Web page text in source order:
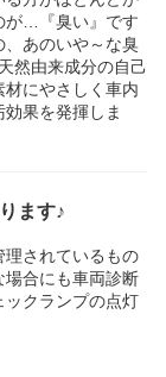
が…『臭い』です
、あのいや～な臭
然由来成分の自己
材にやさしく車内
果を発揮しま
ます♪
理されているもの
場合にも車両診断
ックランプの点灯